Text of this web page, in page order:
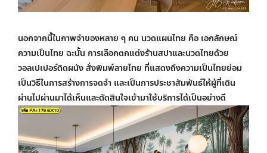
นอกจากนี้ในภาพจำของหลาย ๆ คน นวดแผนไทย คือ เอกลักษณ์
ความเป็นไทย ฉะนั้น การเลือกตกแต่งร้านสปาและนวดไทยด้วย
วอลเปเปอร์ติดผนัง สั่งพิมพ์ลายไทย ที่แสดงถึงความเป็นไทยย่อม
เป็นวิธีในการสร้างการจดจำ และเป็นการประชาสัมพันธ์ให้ผู้ที่เดิน
ผ่านไปผ่านมาได้เห็นและตัดสินใจเข้ามาใช้บริการได้เป็นอย่างดี